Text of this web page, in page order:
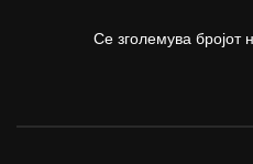
Се зголемува бројот